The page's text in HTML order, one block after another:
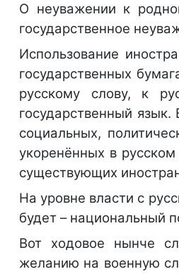
О неуважении к
государственное
Использование
государственных
русскому слову, к
государственный
социальных,
укоренённых в
существующих
На уровне власти с
будет – национальный
Вот ходовое нынче
желанию на военную